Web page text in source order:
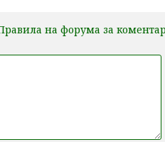
на форума за